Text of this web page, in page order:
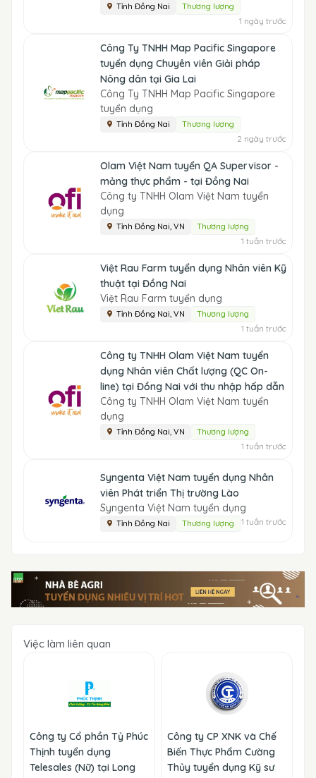
Tỉnh Đồng Nai Thương lượng
1 ngày trước
Công Ty TNHH Map Pacific Singapore
tuyển dụng Chuyên viên Giải pháp
Nông dân tại Gia Lai
Công Ty TNHH Map Pacific Singapore
tuyển dụng
Tỉnh Đồng Nai Thương lượng
2 ngày trước
Olam Việt Nam tuyển QA Supervisor -
mảng thực phẩm - tại Đồng Nai
Công ty TNHH Olam Việt Nam tuyển
dụng
Tỉnh Đồng Nai, VN Thương lượng
1 tuần trước
Việt Rau Farm tuyển dụng Nhân viên Kỹ
thuật tại Đồng Nai
Việt Rau Farm tuyển dụng
Tỉnh Đồng Nai, VN Thương lượng
1 tuần trước
Công ty TNHH Olam Việt Nam tuyển
dụng Nhân viên Chất lượng (QC On-
line) tại Đồng Nai với thu nhập hấp dẫn
Công ty TNHH Olam Việt Nam tuyển
dụng
Tỉnh Đồng Nai, VN Thương lượng
1 tuần trước
Syngenta Việt Nam tuyển dụng Nhân
viên Phát triển Thị trường Lào
Syngenta Việt Nam tuyển dụng
Tỉnh Đồng Nai Thương lượng 1 tuần trước
Việc làm liên quan
Công ty Cổ phần Tỷ Phúc
Thịnh tuyển dụng
Telesales (Nữ) tại Long
Công ty CP XNK và Chế
Biến Thực Phẩm Cường
Thủy tuyển dụng Kỹ sư